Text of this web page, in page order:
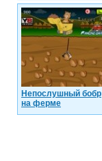
Непослушный бобр
на ферме